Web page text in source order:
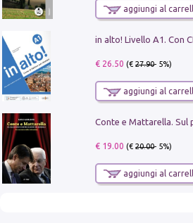
aggiungi al
€ 26.50 (€27.90- 5%)
aggiungi al
€ 19.00 (€20.00- 5%)
aggiungi al